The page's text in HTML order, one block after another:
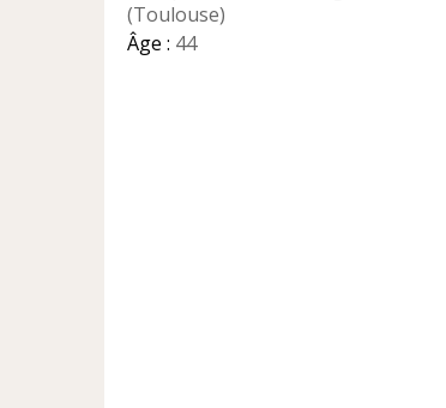
(Toulouse)
Âge : 44